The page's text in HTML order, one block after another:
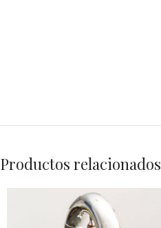
Productos relacionados